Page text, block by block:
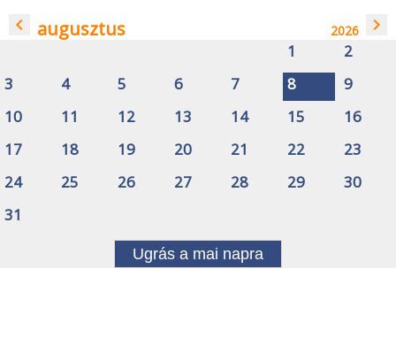
navigate_before augusztus 2026 navigate_next
1
2
3
4 5 6 7 8
9
10
11 12 13 14 15
16
17
18 19 20 21 22
23
24
25 26 27 28 29
30
31
Ugrás a mai napra